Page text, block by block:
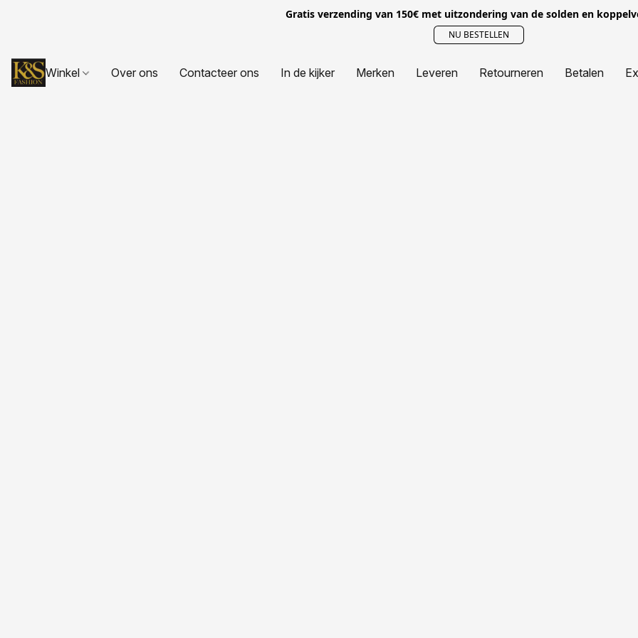
Gratis verzending van 150€ met uitzondering van de solden en
NU BESTELLEN
Winkel Over ons Contacteer ons In de kijker Merken Leveren Retourneren Betalen